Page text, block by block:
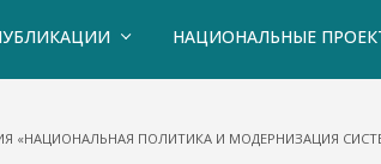
НАЦИОНАЛЬНЫЕ
«НАЦИОНАЛЬНАЯ ПОЛИТИКА И МОДЕРНИЗАЦИЯ